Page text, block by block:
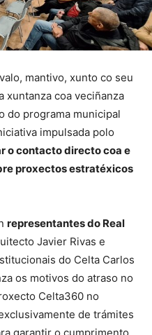
mantivo, xunto co seu
xuntanza coa veciñanza
do programa municipal
impulsada polo
o contacto directo coa e
proxectos estratéxicos
representantes do Real
Javier Rivas e
do Celta Carlos
os motivos do atraso no
Celta360 no
de trámites